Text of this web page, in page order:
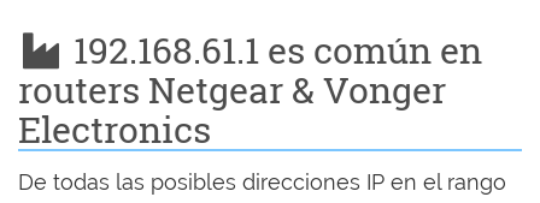
192.168.61.1 es común en
routers Netgear & Vonger
Electronics
De todas las posibles direcciones IP en el rango